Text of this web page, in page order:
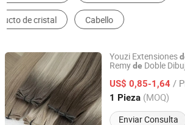
Adornos de Pelo
Youzi Extensiones
Remyde Doble
US$ 0,85-1,64 /
1 Pieza (MOQ)
Enviar Consulta
Juancheng Youzi Hair Products Co., LTD
Shandong, China Desde